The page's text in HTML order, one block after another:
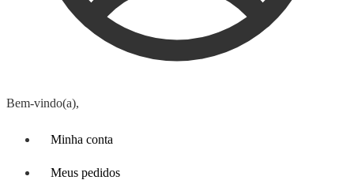
Bem-vindo(a),
Minha conta
Meus pedidos